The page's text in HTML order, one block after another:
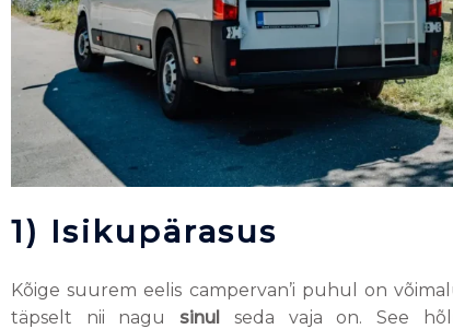
1) Isikupärasus
Kõige suurem eelis campervan’i puhul on
täpselt nii nagusinul seda vaja on. See